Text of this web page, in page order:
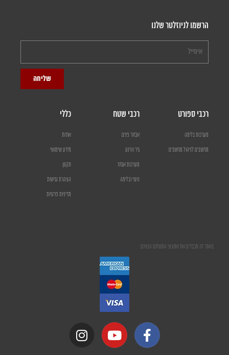
הרשמו לניוזלטר שלנו
שליחה
רכבי ספורט
מערכות בלימה
מחשבים לניהול מחשבים
רכבי שטח
אבזור פנים
גיר והינע
מערכות אגזוז
היגוי ובלימה
כללי
אודות
מידע שימושי
תקנון
הצהרת נגישות
מדיניות פרטיות
באתר זה מכבדים את אמצעי התשלום הבאים: